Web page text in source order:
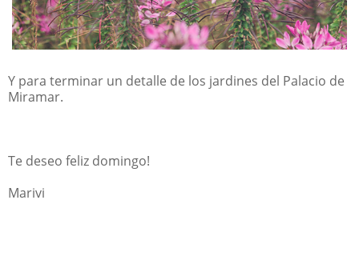
Y para terminar un detalle de los jardines del Palacio de
Miramar.
Te deseo feliz domingo!
Marivi